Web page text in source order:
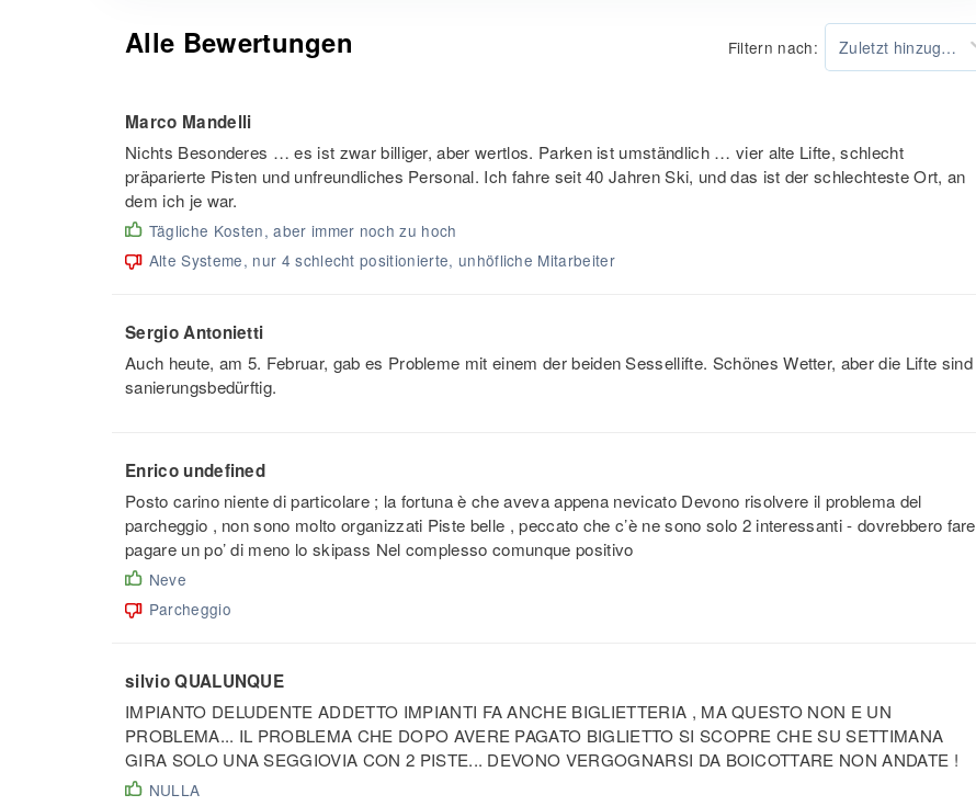
Alle Bewertungen Filtern nach: Zuletzt hinzugefügt
Marco Mandelli
Nichts Besonderes … es ist zwar billiger, aber wertlos. Parken ist umständlich … vier alte Lifte, schlecht
präparierte Pisten und unfreundliches Personal. Ich fahre seit 40 Jahren Ski, und das ist der schlechteste Ort, an
dem ich je war.
Tägliche Kosten, aber immer noch zu hoch
Alte Systeme, nur 4 schlecht positionierte, unhöfliche Mitarbeiter
Sergio Antonietti
Auch heute, am 5. Februar, gab es Probleme mit einem der beiden Sessellifte. Schönes Wetter, aber die Lifte sind
sanierungsbedürftig.
Enrico undefined
Posto carino niente di particolare ; la fortuna è che aveva appena nevicato Devono risolvere il problema del
parcheggio , non sono molto organizzati Piste belle , peccato che c’è ne sono solo 2 interessanti - dovrebbero fare
pagare un po’ di meno lo skipass Nel complesso comunque positivo
Neve
Parcheggio
silvio QUALUNQUE
IMPIANTO DELUDENTE ADDETTO IMPIANTI FA ANCHE BIGLIETTERIA , MA QUESTO NON E UN
PROBLEMA... IL PROBLEMA CHE DOPO AVERE PAGATO BIGLIETTO SI SCOPRE CHE SU SETTIMANA
GIRA SOLO UNA SEGGIOVIA CON 2 PISTE... DEVONO VERGOGNARSI DA BOICOTTARE NON ANDATE !
NULLA